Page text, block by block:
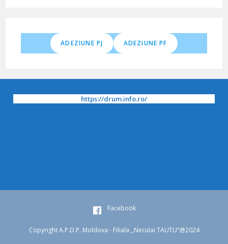
ADEZIUNE PJ ADEZIUNE PF
https://drum.info.ro/
Facebook
Copyright A.P.D.P. Moldova - Filiala ,,Neculai TAUTU"@2024